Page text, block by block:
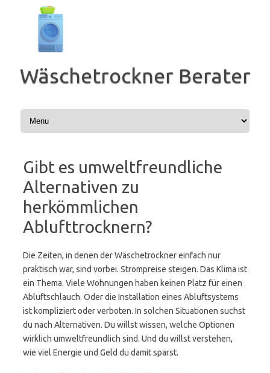
springen
Wäschetrockner Berater
Gibt es umweltfreundliche
Alternativen zu
herkömmlichen
Ablufttrocknern?
Die Zeiten, in denen der Wäschetrockner einfach nur
praktisch war, sind vorbei. Strompreise steigen. Das Klima ist
ein Thema. Viele Wohnungen haben keinen Platz für einen
Abluftschlauch. Oder die Installation eines Abluftsystems
ist kompliziert oder verboten. In solchen Situationen suchst
du nach Alternativen. Du willst wissen, welche Optionen
wirklich umweltfreundlich sind. Und du willst verstehen,
wie viel Energie und Geld du damit sparst.